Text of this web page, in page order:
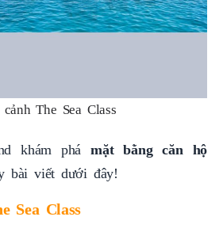
cảnh The Sea Class
khám phámặt bằng căn hộ
bài viết dưới đây!
Sea Class